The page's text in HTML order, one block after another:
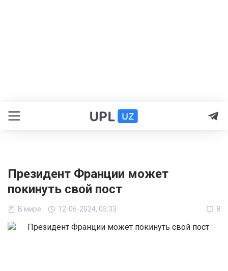
Президент Франции может
покинуть свой пост
В мире 12-06-2024, 05:33 8